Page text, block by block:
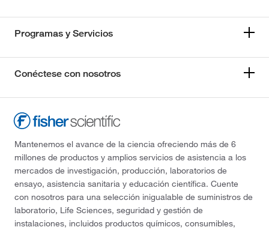
Programas y Servicios
Conéctese con nosotros
Mantenemos el avance de la ciencia ofreciendo más de 6
millones de productos y amplios servicios de asistencia a los
mercados de investigación, producción, laboratorios de
ensayo, asistencia sanitaria y educación científica. Cuente
con nosotros para una selección inigualable de suministros de
laboratorio, Life Sciences, seguridad y gestión de
instalaciones, incluidos productos químicos, consumibles,